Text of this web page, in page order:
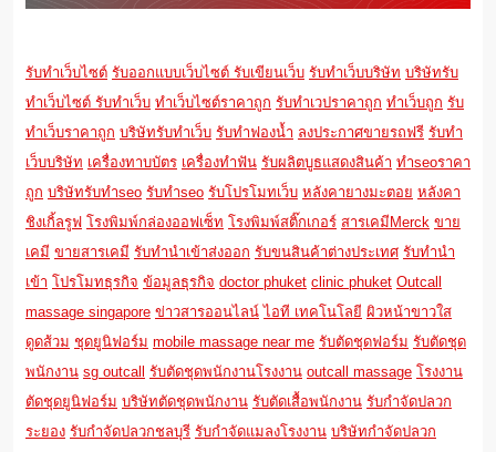
รับทำเว็บไซต์ รับออกแบบเว็บไซต์ รับเขียนเว็บ รับทำเว็บบริษัท บริษัทรับ
ทำเว็บไซต์ รับทำเว็บ ทำเว็บไซต์ราคาถูก รับทำเวปราคาถูก ทำเว็บถูก รับ
ทำเว็บราคาถูก บริษัทรับทำเว็บ รับทำฟองน้ำ ลงประกาศขายรถฟรี รับทำ
เว็บบริษัท เครื่องทาบบัตร เครื่องทำฟัน รับผลิตบูธแสดงสินค้า ทำseoราคา
ถูก บริษัทรับทำseo รับทำseo รับโปรโมทเว็บ หลังคายางมะตอย หลังคา
ชิงเกิ้ลรูฟ โรงพิมพ์กล่องออฟเซ็ท โรงพิมพ์สติ๊กเกอร์ สารเคมีMerck ขาย
เคมี ขายสารเคมี รับทำนำเข้าส่งออก รับขนสินค้าต่างประเทศ รับทำนำ
เข้า โปรโมทธุรกิจ ข้อมูลธุรกิจ doctor phuket clinic phuket Outcall
massage singapore ข่าวสารออนไลน์ ไอที เทคโนโลยี ผิวหน้าขาวใส
ดูดส้วม ชุดยูนิฟอร์ม mobile massage near me รับตัดชุดฟอร์ม รับตัดชุด
พนักงาน sg outcall รับตัดชุดพนักงานโรงงาน outcall massage โรงงาน
ตัดชุดยูนิฟอร์ม บริษัทตัดชุดพนักงาน รับตัดเสื้อพนักงาน รับกำจัดปลวก
ระยอง รับกำจัดปลวกชลบุรี รับกำจัดแมลงโรงงาน บริษัทกำจัดปลวก